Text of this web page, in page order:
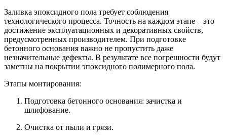
Заливка эпоксидного пола требует соблюдения
технологического процесса. Точность на каждом этапе – это
достижение эксплуатационных и декоративных свойств,
предусмотренных производителем. При подготовке
бетонного основания важно не пропустить даже
незначительные дефекты. В результате все погрешности будут
заметны на покрытии эпоксидного полимерного пола.
Этапы монтирования:
Подготовка бетонного основания: зачистка и
шлифование.
Очистка от пыли и грязи.